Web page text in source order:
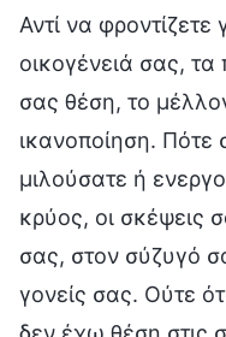
Αντί να φροντίζετε
οικογένειά σας, τα
σας θέση, το
ικανοποίηση. Πότε
μιλούσατε ή
κρύος, οι σκέψεις
σας, στον σύζυγό
γονείς σας. Ούτε